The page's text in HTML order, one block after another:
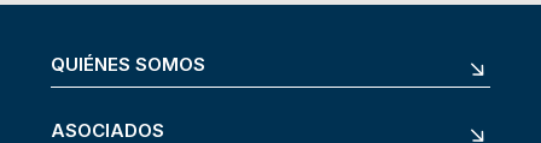
QUIÉNES SOMOS
ASOCIADOS